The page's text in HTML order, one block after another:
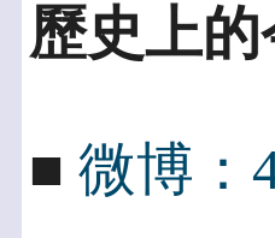
歷史上的
■ 微博：